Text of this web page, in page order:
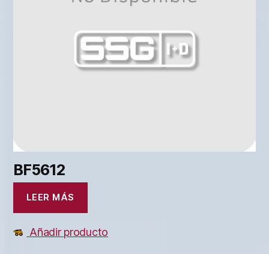
BF5612
LEER MÁS
Añadir producto